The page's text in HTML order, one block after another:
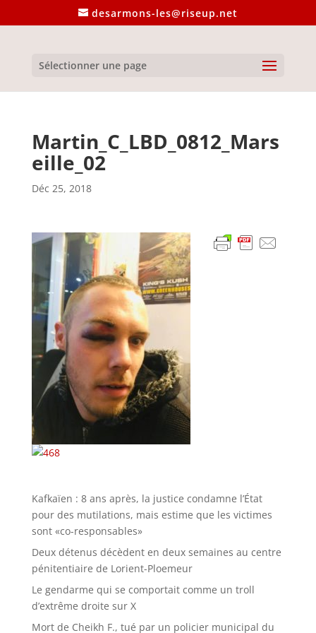
desarmons-les@riseup.net
Sélectionner une page
Martin_C_LBD_0812_Mars
eille_02
Déc 25, 2018
Kafkaïen : 8 ans après, la justice condamne l’État
pour des mutilations, mais estime que les victimes
sont «co-responsables»
Deux détenus décèdent en deux semaines au centre
pénitentiaire de Lorient-Ploemeur
Le gendarme qui se comportait comme un troll
d’extrême droite sur X
Mort de Cheikh F., tué par un policier municipal du